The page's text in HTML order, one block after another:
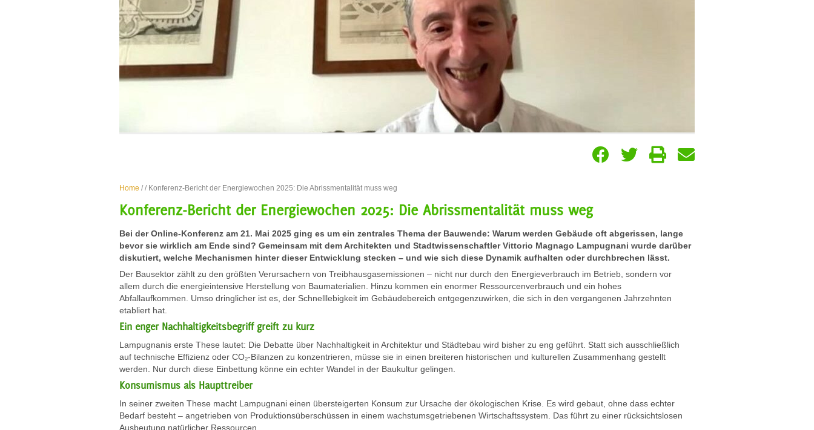
Home // Konferenz-Bericht der Energiewochen 2025: Die Abrissmentalität muss weg
Konferenz-Bericht der Energiewochen 2025: Die Abrissmentalität muss weg
Bei der Online-Konferenz am 21. Mai 2025 ging es um ein zentrales Thema der Bauwende: Warum werden Gebäude oft abgerissen, lange
bevor sie wirklich am Ende sind? Gemeinsam mit dem Architekten und Stadtwissenschaftler Vittorio Magnago Lampugnani wurde darüber
diskutiert, welche Mechanismen hinter dieser Entwicklung stecken – und wie sich diese Dynamik aufhalten oder durchbrechen lässt.
Der Bausektor zählt zu den größten Verursachern von Treibhausgasemissionen – nicht nur durch den Energieverbrauch im Betrieb, sondern vor
allem durch die energieintensive Herstellung von Baumaterialien. Hinzu kommen ein enormer Ressourcenverbrauch und ein hohes
Abfallaufkommen. Umso dringlicher ist es, der Schnelllebigkeit im Gebäudebereich entgegenzuwirken, die sich in den vergangenen Jahrzehnten
etabliert hat.
Ein enger Nachhaltigkeitsbegriff greift zu kurz
Lampugnanis erste These lautet: Die Debatte über Nachhaltigkeit in Architektur und Städtebau wird bisher zu eng geführt. Statt sich ausschließlich
auf technische Effizienz oder CO₂-Bilanzen zu konzentrieren, müsse sie in einen breiteren historischen und kulturellen Zusammenhang gestellt
werden. Nur durch diese Einbettung könne ein echter Wandel in der Baukultur gelingen.
Konsumismus als Haupttreiber
In seiner zweiten These macht Lampugnani einen übersteigerten Konsum zur Ursache der ökologischen Krise. Es wird gebaut, ohne dass echter
Bedarf besteht – angetrieben von Produktionsüberschüssen in einem wachstumsgetriebenen Wirtschaftssystem. Das führt zu einer rücksichtslosen
Ausbeutung natürlicher Ressourcen.